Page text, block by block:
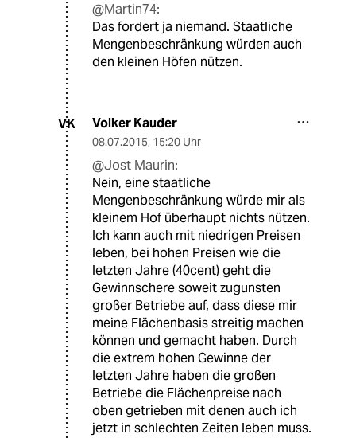
@Martin74:
Das fordert ja niemand. Staatliche
Mengenbeschränkung würden auch
den kleinen Höfen nützen.
VK Volker Kauder
08.07.2015, 15:20 Uhr
@Jost Maurin:
Nein, eine staatliche
Mengenbeschränkung würde mir als
kleinem Hof überhaupt nichts nützen.
Ich kann auch mit niedrigen Preisen
leben, bei hohen Preisen wie die
letzten Jahre (40cent) geht die
Gewinnschere soweit zugunsten
großer Betriebe auf, dass diese mir
meine Flächenbasis streitig machen
können und gemacht haben. Durch
die extrem hohen Gewinne der
letzten Jahre haben die großen
Betriebe die Flächenpreise nach
oben getrieben mit denen auch ich
jetzt in schlechten Zeiten leben muss.